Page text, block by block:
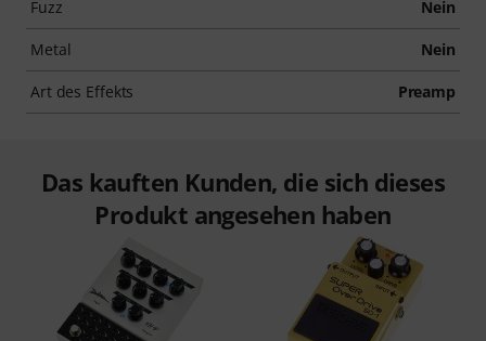
Fuzz Nein
Metal Nein
Art des Effekts Preamp
Das kauften Kunden, die sich dieses
Produkt angesehen haben